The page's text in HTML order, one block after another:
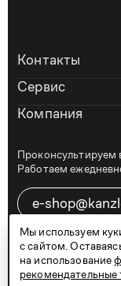
Контакты
Сервис
Компания
Проконсультируем
Работаем
e-
8 800 600 77
Мы используем
с сайтом.
на использование
рекомендательные